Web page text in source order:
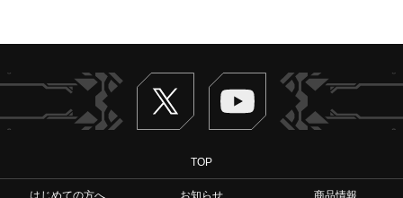
Twitter ヴァンガードch
TOP
はじめての方へ お知らせ
商品情報